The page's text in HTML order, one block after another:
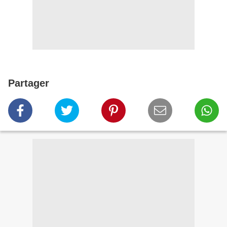
Partager